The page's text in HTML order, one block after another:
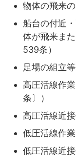
物体の飛来
船台の付近
体が飛来ま
539条）
足場の組立
高圧活線作
条〕）
高圧活線近
低圧活線作
低圧活線近